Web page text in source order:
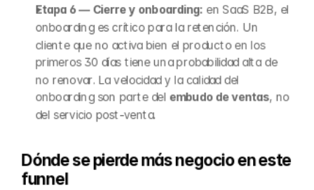
Etapa 6 — Cierre y onboarding: en SaaS B2B, el
onboarding es crítico para la retención. Un
cliente que no activa bien el producto en los
primeros 30 días tiene una probabilidad alta de
no renovar. La velocidad y la calidad del
onboarding son parte del embudo de ventas, no
del servicio post-venta.
Dónde se pierde más negocio en este
funnel